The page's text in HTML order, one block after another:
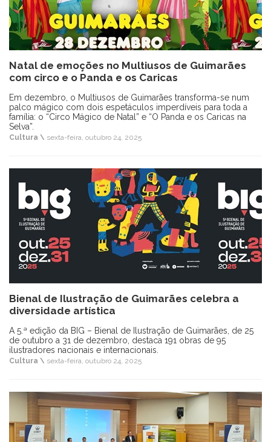
Natal de emoções no Multiusos de Guimarães
com circo e o Panda e os Caricas
Em dezembro, o Multiusos de Guimarães transforma-se num
palco mágico com dois espetáculos imperdíveis para toda a
família: o “Circo Mágico de Natal” e “O Panda e os Caricas na
Selva”.
Cultura \ sexta-feira, outubro 24, 2025
Bienal de Ilustração de Guimarães celebra a
diversidade artística
A 5.ª edição da BIG – Bienal de Ilustração de Guimarães, de 25
de outubro a 31 de dezembro, destaca 191 obras de 95
ilustradores nacionais e internacionais.
Cultura \ sexta-feira, outubro 24, 2025